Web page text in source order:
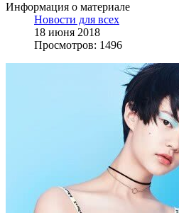
Информация о материале
Новости для всех
18 июня 2018
Просмотров: 1496